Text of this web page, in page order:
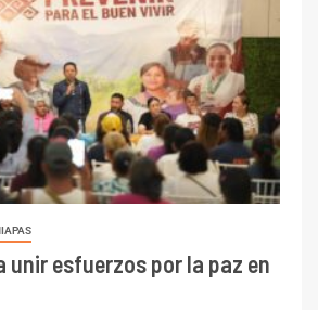
unir esfuerzos por la paz en